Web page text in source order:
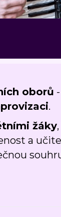
oborů
.
žáky
a